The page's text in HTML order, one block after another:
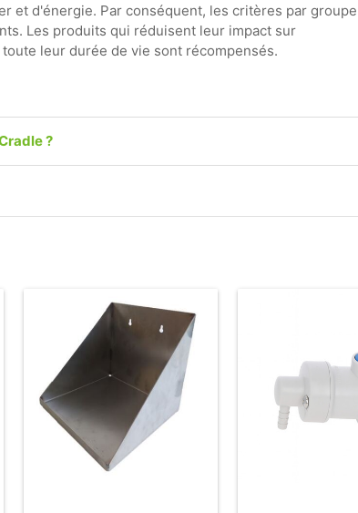
et d'énergie. Par conséquent, les critères par
Les produits qui réduisent leur impact sur
leur durée de vie sont récompensés.
?